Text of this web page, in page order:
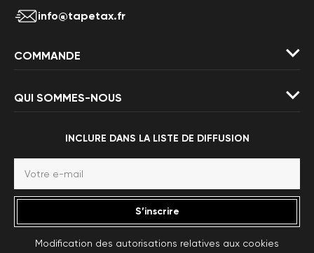
info@tapetax.fr
COMMANDE
QUI SOMMES-NOUS
INCLURE DANS LA LISTE DE DIFFUSION
S’inscrire
Modification des autorisations relatives aux cookies